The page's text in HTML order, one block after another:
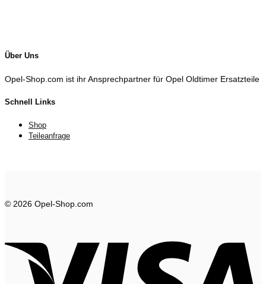
Über Uns
Opel-Shop.com ist ihr Ansprechpartner für Opel Oldtimer Ersatzteile
Schnell Links
Shop
Teileanfrage
© 2026 Opel-Shop.com